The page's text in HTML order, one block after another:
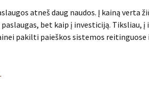
atneš daug naudos. Į kainą verta
bet kaip į investiciją. Tiksliau,
pakilti paieškos sistemos
.